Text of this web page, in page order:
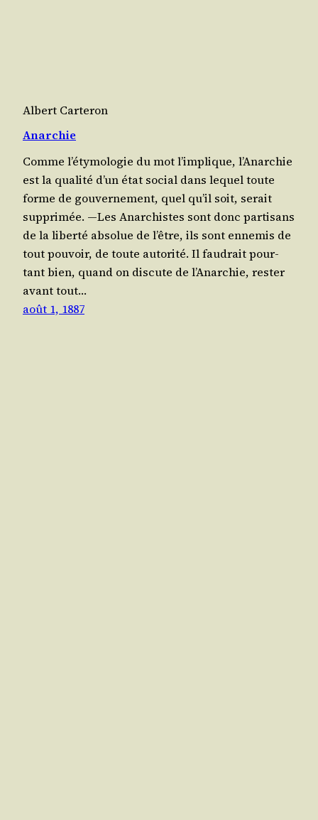
Albert Carteron
Anarchie
Comme l’é­ty­mo­lo­gie du mot l’im­plique, l’Anar­chie
est la qua­li­té d’un état social dans lequel toute
forme de gou­ver­ne­ment, quel qu’il soit, serait
sup­pri­mée. —Les Anar­chistes sont donc par­ti­sans
de la liber­té abso­lue de l’être, ils sont enne­mis de
tout pou­voir, de toute auto­ri­té. Il fau­drait pour­
tant bien, quand on dis­cute de l’A­nar­chie, res­ter
avant tout…
août 1, 1887